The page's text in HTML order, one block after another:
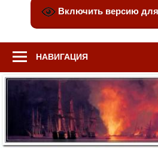
Включить версию
НАВИГАЦИЯ